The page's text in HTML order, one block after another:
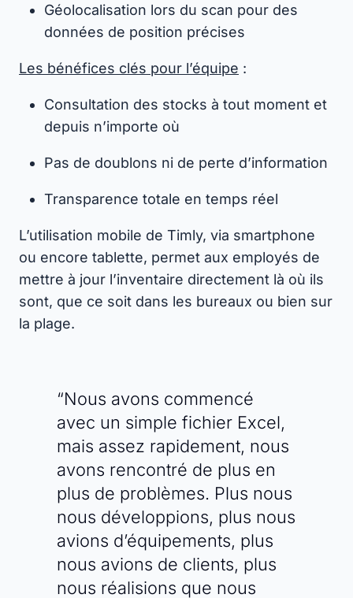
Géolocalisation lors du scan pour des
données de position précises
Les bénéfices clés pour l’équipe :
Consultation des stocks à tout moment et
depuis n’importe où
Pas de doublons ni de perte d’information
Transparence totale en temps réel
L’utilisation mobile de Timly, via smartphone
ou encore tablette, permet aux employés de
mettre à jour l’inventaire directement là où ils
sont, que ce soit dans les bureaux ou bien sur
la plage.
“Nous avons commencé
avec un simple fichier Excel,
mais assez rapidement, nous
avons rencontré de plus en
plus de problèmes. Plus nous
nous développions, plus nous
avions d’équipements, plus
nous avions de clients, plus
nous réalisions que nous